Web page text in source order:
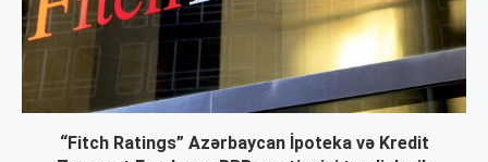
“Fitch Ratings” Azərbaycan İpoteka və Kredit